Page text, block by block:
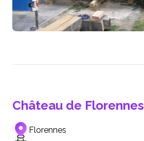
Château de Florennes
Florennes